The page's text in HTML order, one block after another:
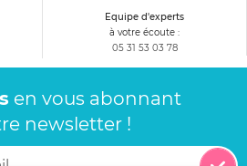
Equipe d'experts
à votre écoute :
05 31 53 03 78
en vous abonnant
newsletter !